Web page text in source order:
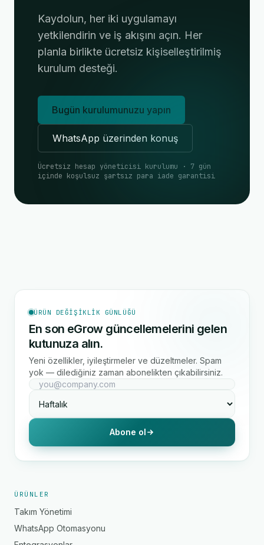
Kaydolun, her iki uygulamayı
yetkilendirin ve iş akışını açın. Her
planla birlikte ücretsiz kişiselleştirilmiş
kurulum desteği.
Bugün kurulumunuzu yapın
WhatsApp üzerinden konuş
Ücretsiz hesap yöneticisi kurulumu · 7 gün
içinde koşulsuz şartsız para iade garantisi
ÜRÜN DEĞIŞIKLIK GÜNLÜĞÜ
En son eGrow güncellemelerini gelen
kutunuza alın.
Yeni özellikler, iyileştirmeler ve düzeltmeler. Spam
yok — dilediğiniz zaman abonelikten çıkabilirsiniz.
Abone ol
ÜRÜNLER
Takım Yönetimi
WhatsApp Otomasyonu